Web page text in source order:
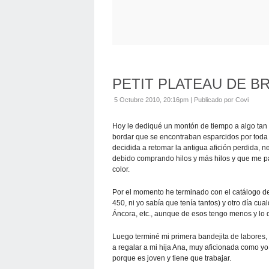
PETIT PLATEAU DE
5 Octubre 2010, 20:16pm | Publicado por Covi
Hoy le dediqué un montón de tiempo a algo
bordar que se encontraban esparcidos por
decidida a retomar la antigua afición perdida,
debido comprando hilos y más hilos y que me
color.
Por el momento he terminado con el catálogo
450, ni yo sabía que tenía tantos) y otro día
Áncora, etc., aunque de esos tengo menos y
Luego terminé mi primera bandejita de
a regalar a mi hija Ana, muy aficionada como
porque es joven y tiene que trabajar.